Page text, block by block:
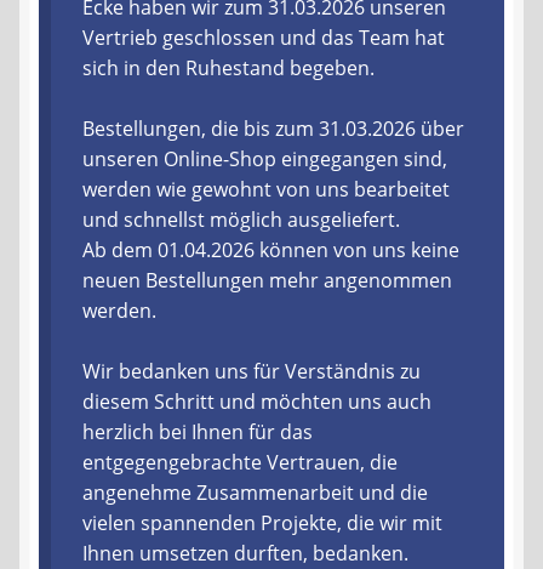
Ablauf einer Bestellung
Zahlungsarten
Lieferzeit & Verfügbarkeit
Gutschein
Batterien- und Akku Verordnung
Elektro- und Elektronikgeräte Verordnung
Öle- und Schmierstoff Verordnung
Vereine & Foren
Ecke haben wir zum 31.03.2026 unseren
Vertrieb geschlossen und das Team hat
sich in den Ruhestand begeben.
Bestellungen, die bis zum 31.03.2026 über
unseren Online-Shop eingegangen sind,
werden wie gewohnt von uns bearbeitet
und schnellst möglich ausgeliefert.
Ab dem 01.04.2026 können von uns keine
neuen Bestellungen mehr angenommen
werden.
Wir bedanken uns für Verständnis zu
diesem Schritt und möchten uns auch
herzlich bei Ihnen für das
entgegengebrachte Vertrauen, die
angenehme Zusammenarbeit und die
vielen spannenden Projekte, die wir mit
Ihnen umsetzen durften, bedanken.